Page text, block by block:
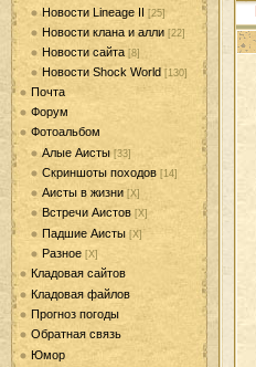
Новости Lineage II [25]
Новости клана и алли [22]
Новости сайта [8]
Новости Shock World [130]
Почта
Форум
Фотоальбом
Алые Аисты [33]
Скриншоты походов [14]
Аисты в жизни [Х]
Встречи Аистов [Х]
Падшие Аисты [Х]
Разное [Х]
Кладовая сайтов
Кладовая файлов
Прогноз погоды
Обратная связь
Юмор